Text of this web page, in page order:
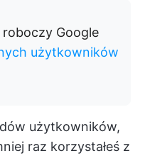
roboczy Google
użytkowników
użytkowników,
raz korzystałeś z